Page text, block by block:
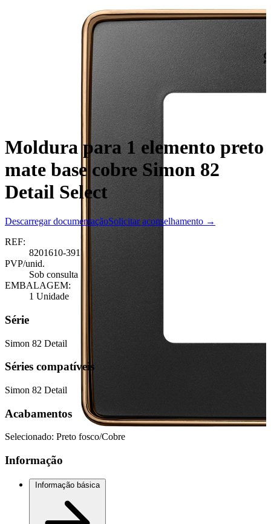
Moldura para 1 elemento preto
mate base cobre Simon 82
Detail Select
Descarregar documentaçãoSolicitar aconselhamento →
REF:
8201610-391
PVP/unid.
Sob consulta
EMBALAGEM:
1 Unidade
Série
Simon 82 Detail
Séries compatíveis
Simon 82 Detail
Acabamentos
Selecionado: Preto fosco/Cobre
Informação